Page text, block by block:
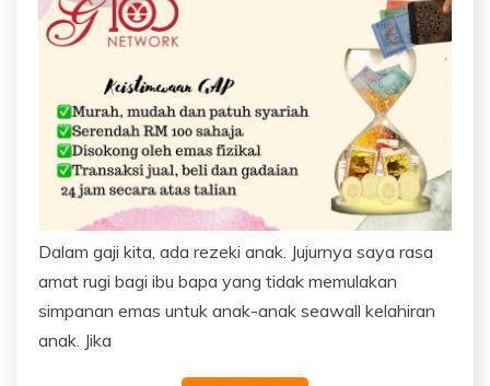
Dalam gaji kita, ada rezeki anak. Jujurnya saya rasa
amat rugi bagi ibu bapa yang tidak memulakan
simpanan emas untuk anak-anak seawall kelahiran
anak. Jika